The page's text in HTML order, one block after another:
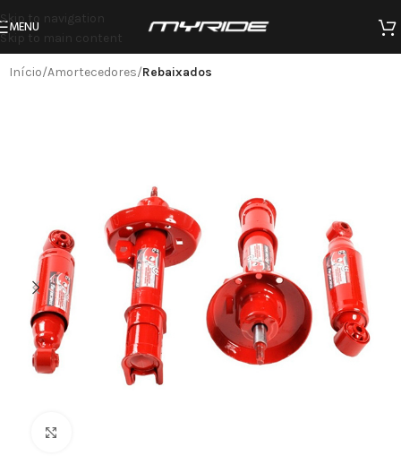
Skip to navigation
Skip to main content
MENU
Início Amortecedores Rebaixados